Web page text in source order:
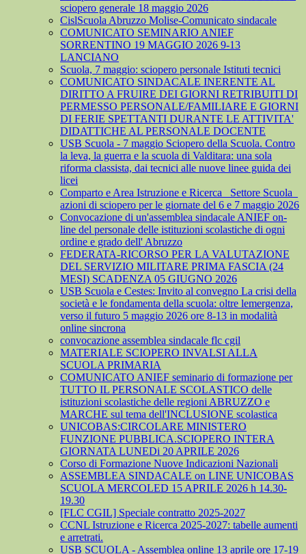
sciopero generale 18 maggio 2026
CislScuola Abruzzo Molise-Comunicato sindacale
COMUNICATO SEMINARIO ANIEF
SORRENTINO 19 MAGGIO 2026 9-13
LANCIANO
Scuola, 7 maggio: sciopero personale Istituti tecnici
COMUNICATO SINDACALE INERENTE AL
DIRITTO A FRUIRE DEI GIORNI RETRIBUITI DI
PERMESSO PERSONALE/FAMILIARE E GIORNI
DI FERIE SPETTANTI DURANTE LE ATTIVITA'
DIDATTICHE AL PERSONALE DOCENTE
USB Scuola - 7 maggio Sciopero della Scuola. Contro
la leva, la guerra e la scuola di Valditara: una sola
riforma classista, dai tecnici alle nuove linee guida dei
licei
Comparto e Area Istruzione e Ricerca_ Settore Scuola_
azioni di sciopero per le giornate del 6 e 7 maggio 2026
Convocazione di un'assemblea sindacale ANIEF on-
line del personale delle istituzioni scolastiche di ogni
ordine e grado dell' Abruzzo
FEDERATA-RICORSO PER LA VALUTAZIONE
DEL SERVIZIO MILITARE PRIMA FASCIA (24
MESI) SCADENZA 05 GIUGNO 2026
USB Scuola e Cestes: Invito al convegno La crisi della
società e le fondamenta della scuola: oltre lemergenza,
verso il futuro 5 maggio 2026 ore 8-13 in modalità
online sincrona
convocazione assemblea sindacale flc cgil
MATERIALE SCIOPERO INVALSI ALLA
SCUOLA PRIMARIA
COMUNICATO ANIEF seminario di formazione per
TUTTO IL PERSONALE SCOLASTICO delle
istituzioni scolastiche delle regioni ABRUZZO e
MARCHE sul tema dell'INCLUSIONE scolastica
UNICOBAS:CIRCOLARE MINISTERO
FUNZIONE PUBBLICA.SCIOPERO INTERA
GIORNATA LUNEDi 20 APRILE 2026
Corso di Formazione Nuove Indicazioni Nazionali
ASSEMBLEA SINDACALE on LINE UNICOBAS
SCUOLA MERCOLED 15 APRILE 2026 h 14.30-
19.30
[FLC CGIL] Speciale contratto 2025-2027
CCNL Istruzione e Ricerca 2025-2027: tabelle aumenti
e arretrati.
USB SCUOLA - Assemblea online 13 aprile ore 17-19